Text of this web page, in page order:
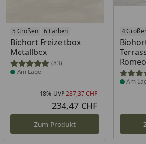
5 Größen 6 Farben
Biohort Freizeitbox
Metallbox
(83)
Produkt am Lager
Am Lager
Rabatt in
-18% UVP287,37 CHF
234,47 CHF
Zum Produkt
4
Romeo
Am